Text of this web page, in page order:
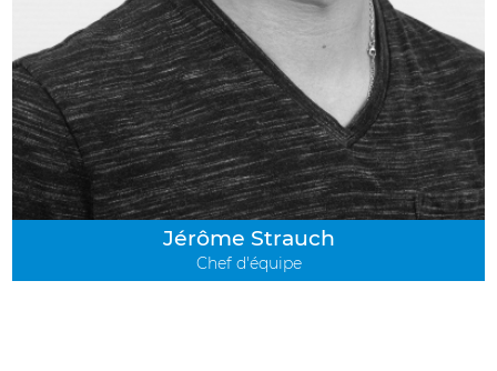
Jérôme Strauch
Chef d'équipe